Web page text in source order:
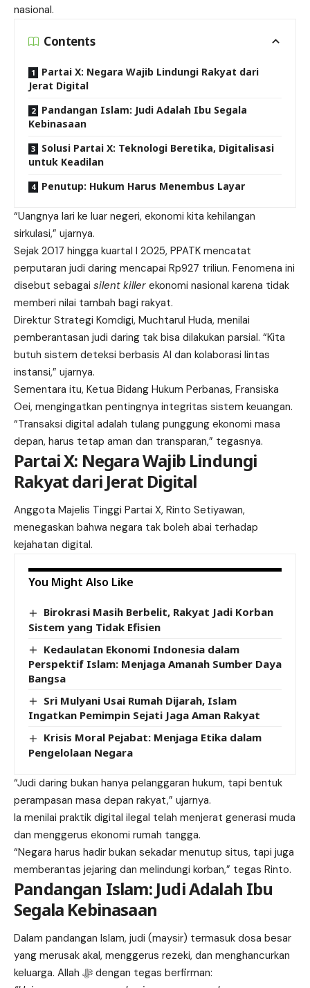
nasional.
Contents
Partai X: Negara Wajib Lindungi Rakyat dari
Jerat Digital
Pandangan Islam: Judi Adalah Ibu Segala
Kebinasaan
Solusi Partai X: Teknologi Beretika, Digitalisasi
untuk Keadilan
Penutup: Hukum Harus Menembus Layar
“Uangnya lari ke luar negeri, ekonomi kita kehilangan
sirkulasi,” ujarnya.
Sejak 2017 hingga kuartal I 2025, PPATK mencatat
perputaran judi daring mencapai Rp927 triliun. Fenomena ini
disebut sebagai silent killer ekonomi nasional karena tidak
memberi nilai tambah bagi rakyat.
Direktur Strategi Komdigi, Muchtarul Huda, menilai
pemberantasan judi daring tak bisa dilakukan parsial. “Kita
butuh sistem deteksi berbasis AI dan kolaborasi lintas
instansi,” ujarnya.
Sementara itu, Ketua Bidang Hukum Perbanas, Fransiska
Oei, mengingatkan pentingnya integritas sistem keuangan.
“Transaksi digital adalah tulang punggung ekonomi masa
depan, harus tetap aman dan transparan,” tegasnya.
Partai X: Negara Wajib Lindungi
Rakyat dari Jerat Digital
Anggota Majelis Tinggi Partai X, Rinto Setiyawan,
menegaskan bahwa negara tak boleh abai terhadap
kejahatan digital.
You Might Also Like
Birokrasi Masih Berbelit, Rakyat Jadi Korban
Sistem yang Tidak Efisien
Kedaulatan Ekonomi Indonesia dalam
Perspektif Islam: Menjaga Amanah Sumber Daya
Bangsa
Sri Mulyani Usai Rumah Dijarah, Islam
Ingatkan Pemimpin Sejati Jaga Aman Rakyat
Krisis Moral Pejabat: Menjaga Etika dalam
Pengelolaan Negara
“Judi daring bukan hanya pelanggaran hukum, tapi bentuk
perampasan masa depan rakyat,” ujarnya.
Ia menilai praktik digital ilegal telah menjerat generasi muda
dan menggerus ekonomi rumah tangga.
“Negara harus hadir bukan sekadar menutup situs, tapi juga
memberantas jejaring dan melindungi korban,” tegas Rinto.
Pandangan Islam: Judi Adalah Ibu
Segala Kebinasaan
Dalam pandangan Islam, judi (maysir) termasuk dosa besar
yang merusak akal, menggerus rezeki, dan menghancurkan
keluarga. Allah ﷻ dengan tegas berfirman: